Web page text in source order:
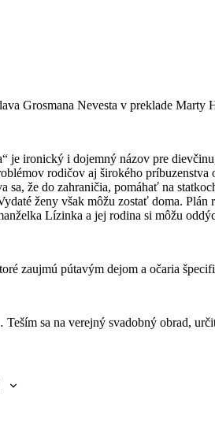
Grosmana Nevesta v preklade
je ironický i dojemný názov pre
rodičov aj širokého
sa, že do zahraničia, pomáhať na
ženy však môžu zostať doma. Plán
Lízinka a jej rodina si môžu
zaujmú pútavým dejom a očaria
sa na verejný svadobný obrad,